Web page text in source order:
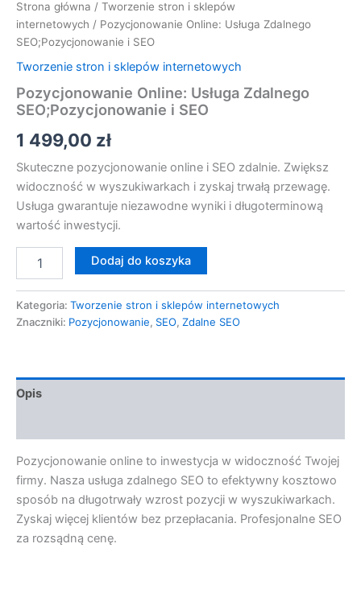
Strona główna / Tworzenie stron i sklepów
internetowych / Pozycjonowanie Online: Usługa Zdalnego
SEO;Pozycjonowanie i SEO
Tworzenie stron i sklepów internetowych
Pozycjonowanie Online: Usługa Zdalnego
SEO;Pozycjonowanie i SEO
1 499,00 zł
Skuteczne pozycjonowanie online i SEO zdalnie. Zwiększ
widoczność w wyszukiwarkach i zyskaj trwałą przewagę.
Usługa gwarantuje niezawodne wyniki i długoterminową
wartość inwestycji.
Dodaj do koszyka
Kategoria: Tworzenie stron i sklepów internetowych
Znaczniki: Pozycjonowanie, SEO, Zdalne SEO
Opis
Pozycjonowanie online to inwestycja w widoczność Twojej
firmy. Nasza usługa zdalnego SEO to efektywny kosztowo
sposób na długotrwały wzrost pozycji w wyszukiwarkach.
Zyskaj więcej klientów bez przepłacania. Profesjonalne SEO
za rozsądną cenę.